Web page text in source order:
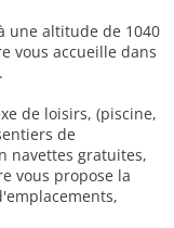
une altitude de 1040
vous accueille dans
de loisirs, (piscine,
de
navettes gratuites,
vous propose la